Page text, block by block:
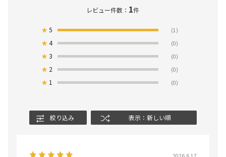
レビュー件数： 1件
★5 (1)
★4 (0)
★3 (0)
★ 2 (0)
★ 1 (0)
絞り込み 表示：新しい順